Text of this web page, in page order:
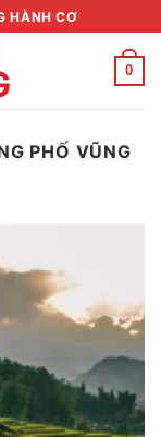
HÀNH CƠ
0
PHỐ VŨNG